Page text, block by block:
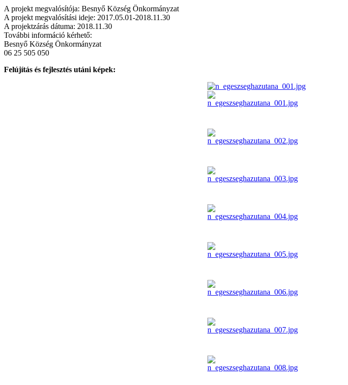
A projekt megvalósítója: Besnyő Község Önkormányzat
A projekt megvalósítási ideje: 2017.05.01-2018.11.30
A projektzárás dátuma: 2018.11.30
További információ kérhető:
Besnyő Község Önkormányzat
06 25 505 050
Felújítás és fejlesztés utáni képek: